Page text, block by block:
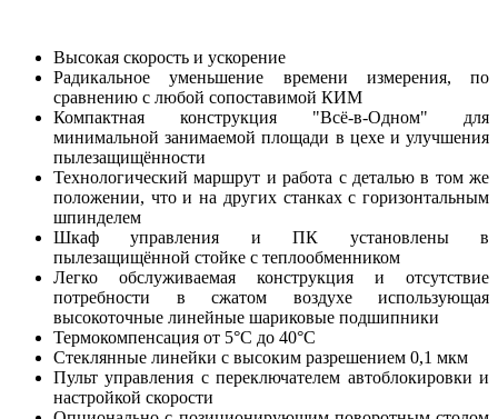
Высокая скорость и ускорение
Радикальное уменьшение времени измерения, по
сравнению с любой сопоставимой КИМ
Компактная конструкция "Всё-в-Одном" для
минимальной занимаемой площади в цехе и улучшения
пылезащищённости
Технологический маршрут и работа с деталью в том же
положении, что и на других станках с горизонтальным
шпинделем
Шкаф управления и ПК установлены в
пылезащищённой стойке с теплообменником
Легко обслуживаемая конструкция и отсутствие
потребности в сжатом воздухе использующая
высокоточные линейные шариковые подшипники
Термокомпенсация от 5°C до 40°С
Стеклянные линейки с высоким разрешением 0,1 мкм
Пульт управления с переключателем автоблокировки и
настройкой скорости